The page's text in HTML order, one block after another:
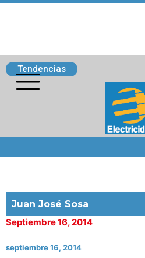
Tendencias
Juan José Sosa
Septiembre 16, 2014
septiembre 16, 2014